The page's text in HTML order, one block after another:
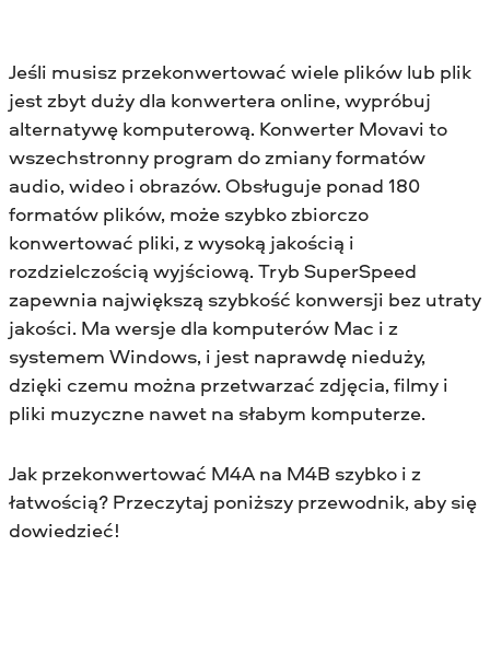
Jeśli musisz przekonwertować wiele plików lub plik
jest zbyt duży dla konwertera online, wypróbuj
alternatywę komputerową. Konwerter Movavi to
wszechstronny program do zmiany formatów
audio, wideo i obrazów. Obsługuje ponad 180
formatów plików, może szybko zbiorczo
konwertować pliki, z wysoką jakością i
rozdzielczością wyjściową. Tryb SuperSpeed
zapewnia największą szybkość konwersji bez utraty
jakości. Ma wersje dla komputerów Mac i z
systemem Windows, i jest naprawdę nieduży,
dzięki czemu można przetwarzać zdjęcia, filmy i
pliki muzyczne nawet na słabym komputerze.
Jak przekonwertować M4A na M4B szybko i z
łatwością? Przeczytaj poniższy przewodnik, aby się
dowiedzieć!